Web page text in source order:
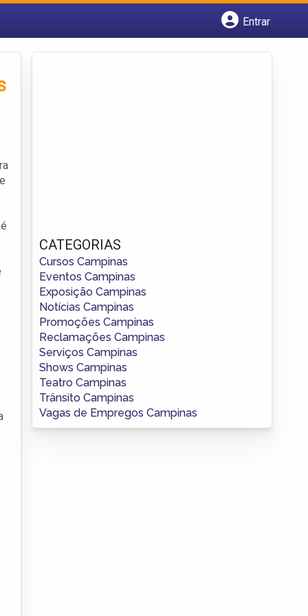
Entrar
CATEGORIAS
Cursos Campinas
Eventos Campinas
Exposição Campinas
Notícias Campinas
Promoções Campinas
Reclamações Campinas
Serviços Campinas
Shows Campinas
Teatro Campinas
Trânsito Campinas
Vagas de Empregos Campinas